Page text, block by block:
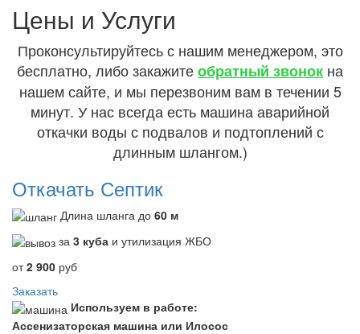
Цены и Услуги
Проконсультируйтесь с нашим менеджером, это
бесплатно, либо закажитеобратный звонок на
нашем сайте, и мы перезвоним вам в течении 5
минут. У нас всегда есть машина аварийной
откачки воды с подвалов и подтоплений с
длинным шлангом.)
Откачать Септик
Длина шланга до 60 м
за 3 куба и утилизация ЖБО
от2 900 руб
Заказать
Используем в работе:
Ассенизаторская машина или Илосос